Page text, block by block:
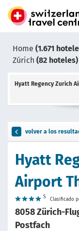
Home (1.671
Zúrich (82 hoteles)
Hyatt Regency Zurich
volver a los
Hyatt
Airport
S Clasificado
8058 Zürich-
Postfach